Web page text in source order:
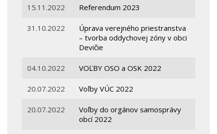
15.11.2022 Referendum 2023
31.10.2022
Úprava verejného priestranstva
– tvorba oddychovej zóny v obci
Devičie
04.10.2022 VOĽBY OSO a OSK 2022
20.07.2022 Voľby VÚC 2022
20.07.2022
Voľby do orgánov samosprávy
obcí 2022